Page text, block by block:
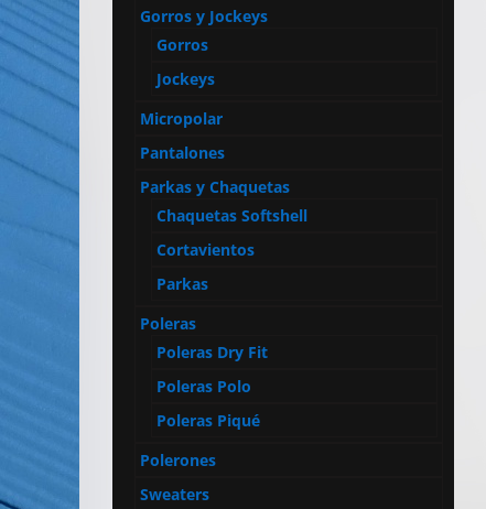
Artículos
Publicitarios
Implementos
Seguridad
Gorros y Jockeys
Gorros
Jockeys
Micropolar
Pantalones
Parkas y Chaquetas
Chaquetas Softshell
Cortavientos
Parkas
Poleras
Poleras Dry Fit
Poleras Polo
Poleras Piqué
Polerones
Sweaters